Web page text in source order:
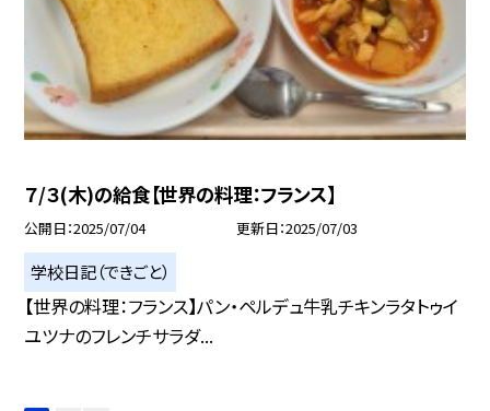
７/３(木)の給食【世界の料理：フランス】
公開日 2025/07/04 更新日 2025/07/03
学校日記（できごと）
【世界の料理：フランス】パン・ペルデュ牛乳チキンラタトゥイ
ユツナのフレンチサラダ...